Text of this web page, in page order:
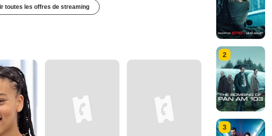
toutes les offres de streaming
2
3